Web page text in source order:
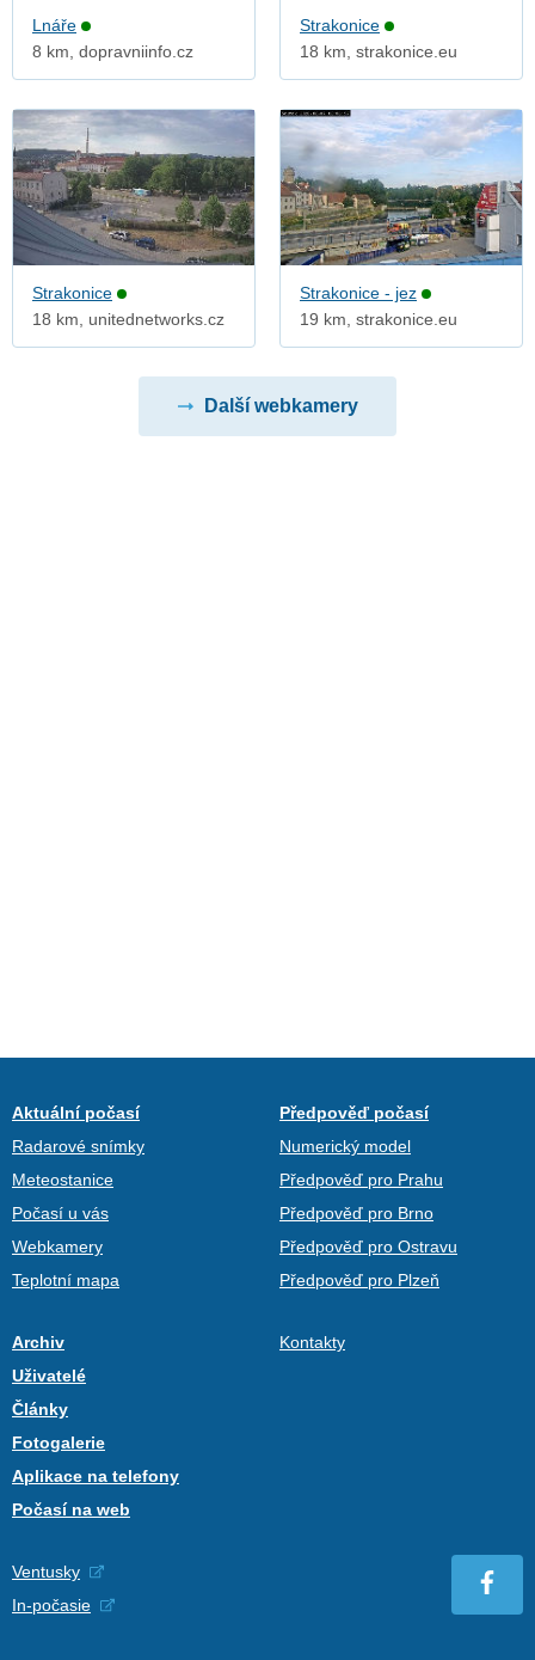
Lnáře
8 km, dopravniinfo.cz
Strakonice
18 km, strakonice.eu
Strakonice
18 km, unitednetworks.cz
Strakonice - jez
19 km, strakonice.eu
Další webkamery
Aktuální počasí
Radarové snímky
Meteostanice
Počasí u vás
Webkamery
Teplotní mapa
Předpověď počasí
Numerický model
Předpověď pro Prahu
Předpověď pro Brno
Předpověď pro Ostravu
Předpověď pro Plzeň
Archiv
Uživatelé
Články
Fotogalerie
Aplikace na telefony
Počasí na web
Kontakty
Ventusky
In-počasie